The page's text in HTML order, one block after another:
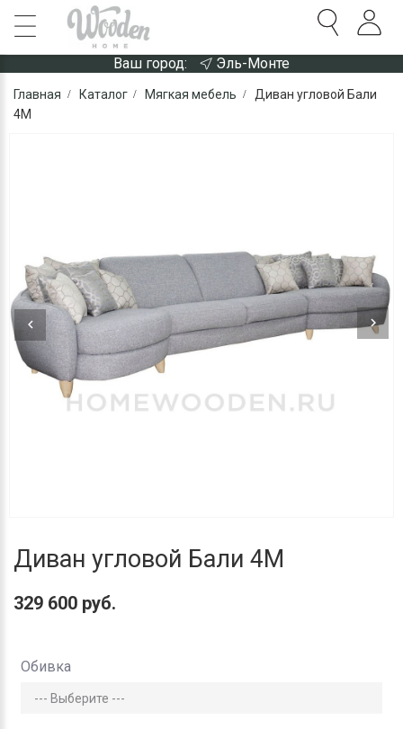
Ваш город: Эль-Монте
Главная Каталог Мягкая мебель
Диван угловой Бали
4М
Диван угловой Бали 4М
329 600 руб.
Обивка